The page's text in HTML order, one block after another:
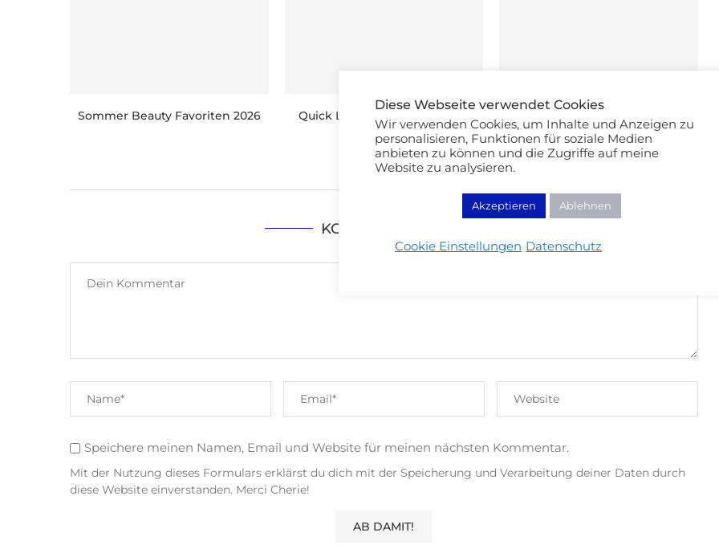
Sommer Beauty Favoriten 2026
Quick Luxury – 4 Tipps für ein
luxuriöses...
Zähneknirschen und Falten
KOMMENTIEREN
Speichere meinen Namen, Email und Website für meinen nächsten Kommentar.
Mit der Nutzung dieses Formulars erklärst du dich mit der Speicherung und Verarbeitung deiner Daten durch
diese Website einverstanden. Merci Cherie!
Diese Webseite verwendet Cookies
Wir verwenden Cookies, um Inhalte und Anzeigen zu
personalisieren, Funktionen für soziale Medien
anbieten zu können und die Zugriffe auf meine
Website zu analysieren.
Akzeptieren Ablehnen
Cookie Einstellungen Datenschutz